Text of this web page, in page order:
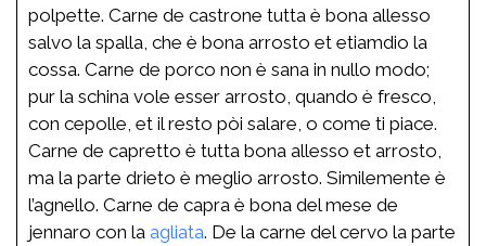
polpette. Carne de castrone tutta è bona allesso
salvo la spalla, che è bona arrosto et etiamdio la
cossa. Carne de porco non è sana in nullo modo;
pur la schina vole esser arrosto, quando è fresco,
con cepolle, et il resto pòi salare, o come ti piace.
Carne de capretto è tutta bona allesso et arrosto,
ma la parte drieto è meglio arrosto. Similemente è
l’agnello. Carne de capra è bona del mese de
jennaro con la agliata. De la carne del cervo la parte